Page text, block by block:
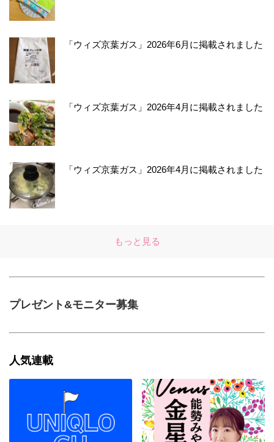
「ウィズ京葉ガス」2026年6月に掲載されました
「ウィズ京葉ガス」2026年4月に掲載されました
「ウィズ京葉ガス」2026年4月に掲載されました
もっと見る
プレゼント&モニター募集
人気連載